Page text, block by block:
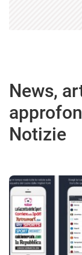
News,
Notizie